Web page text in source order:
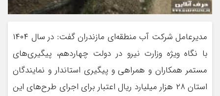
مدیرعامل شرکت آب منطقه‌ای مازندران گفت: در سال ۱۴۰۴
با نگاه ویژه وزارت نیرو در دولت چهاردهم، پیگیری‌های
مستمر همکاران و همراهی و پیگیری استاندار و نمایندگان
استان ۲۸ هزار میلیارد ریال اعتبار برای اجرای طرح‌های این